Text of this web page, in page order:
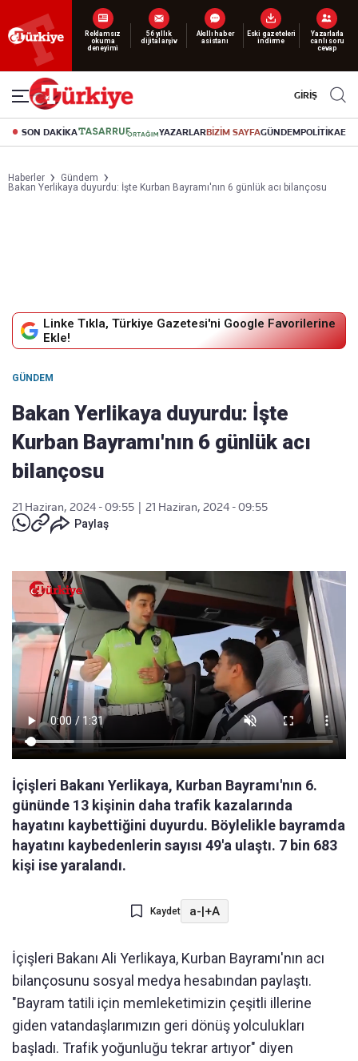
Yeni nesil dijital
abonelik 19 TL’den başlayan fiyatlarla.
GİRİŞ
SON DAKİKA YAZARLARBİZİM SAYFAGÜNDEMPOLİTİKA
Haberler
Gündem
Bakan Yerlikaya duyurdu: İşte Kurban Bayramı'nın 6 günlük acı bilançosu
Linke Tıkla, Türkiye Gazetesi'ni Google Favorilerine
Ekle!
GÜNDEM
Bakan Yerlikaya duyurdu: İşte
Kurban Bayramı'nın 6 günlük acı
bilançosu
21 Haziran, 2024 - 09:55
21 Haziran, 2024 - 09:55
Paylaş
İçişleri Bakanı Yerlikaya, Kurban Bayramı'nın 6.
gününde 13 kişinin daha trafik kazalarında
hayatını kaybettiğini duyurdu. Böylelikle bayramda
hayatını kaybedenlerin sayısı 49'a ulaştı. 7 bin 683
kişi ise yaralandı.
Kaydet a-|+A
İçişleri Bakanı Ali Yerlikaya, Kurban Bayramı'nın acı
bilançosunu sosyal medya hesabından paylaştı.
"Bayram tatili için memleketimizin çeşitli illerine
giden vatandaşlarımızın geri dönüş yolculukları
başladı. Trafik yoğunluğu tekrar artıyor" diyen